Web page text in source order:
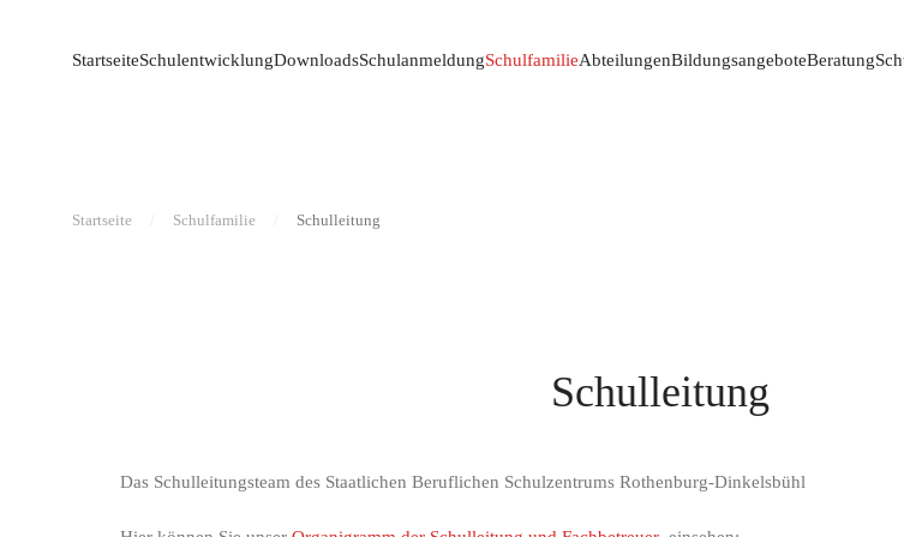
StartseiteSchulentwicklungDownloadsSchulanmeldungSchulfamilieAbteilungenBildungsangeboteBeratung
Startseite Schulfamilie Schulleitung
Schulleitung
Das Schulleitungsteam des Staatlichen Beruflichen Schulzentrums Rothenburg-Dinkelsbühl